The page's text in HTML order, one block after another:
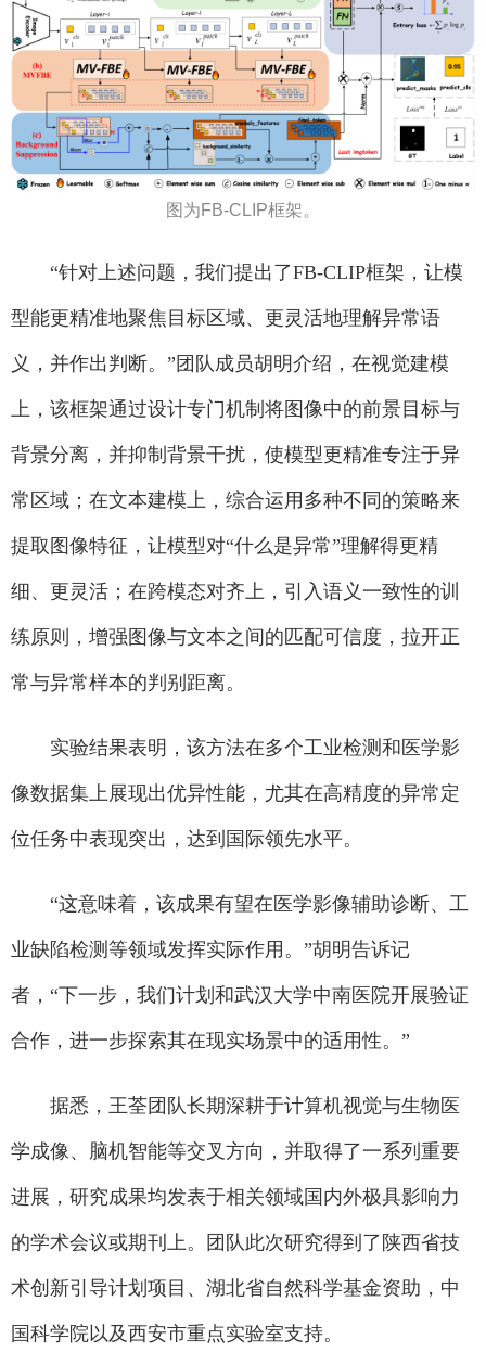
图为FB-CLIP框架。
“针对上述问题，我们提出了FB-CLIP框架，让模
型能更精准地聚焦目标区域、更灵活地理解异常语
义，并作出判断。”团队成员胡明介绍，在视觉建模
上，该框架通过设计专门机制将图像中的前景目标与
背景分离，并抑制背景干扰，使模型更精准专注于异
常区域；在文本建模上，综合运用多种不同的策略来
提取图像特征，让模型对“什么是异常”理解得更精
细、更灵活；在跨模态对齐上，引入语义一致性的训
练原则，增强图像与文本之间的匹配可信度，拉开正
常与异常样本的判别距离。
实验结果表明，该方法在多个工业检测和医学影
像数据集上展现出优异性能，尤其在高精度的异常定
位任务中表现突出，达到国际领先水平。
“这意味着，该成果有望在医学影像辅助诊断、工
业缺陷检测等领域发挥实际作用。”胡明告诉记
者，“下一步，我们计划和武汉大学中南医院开展验证
合作，进一步探索其在现实场景中的适用性。”
据悉，王荃团队长期深耕于计算机视觉与生物医
学成像、脑机智能等交叉方向，并取得了一系列重要
进展，研究成果均发表于相关领域国内外极具影响力
的学术会议或期刊上。团队此次研究得到了陕西省技
术创新引导计划项目、湖北省自然科学基金资助，中
国科学院以及西安市重点实验室支持。